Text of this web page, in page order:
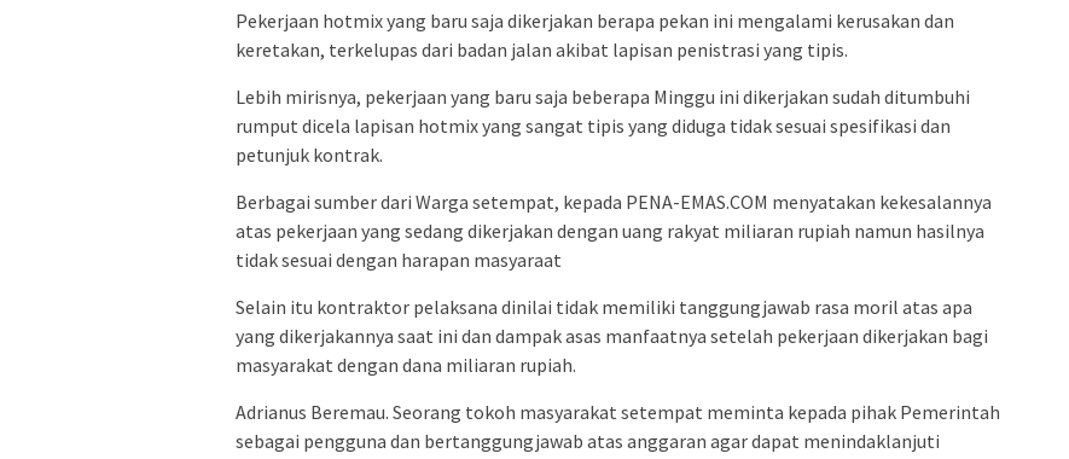
Pekerjaan hotmix yang baru saja dikerjakan berapa pekan ini mengalami kerusakan dan
keretakan, terkelupas dari badan jalan akibat lapisan penistrasi yang tipis.
Lebih mirisnya, pekerjaan yang baru saja beberapa Minggu ini dikerjakan sudah ditumbuhi
rumput dicela lapisan hotmix yang sangat tipis yang diduga tidak sesuai spesifikasi dan
petunjuk kontrak.
Berbagai sumber dari Warga setempat, kepada PENA-EMAS.COM menyatakan kekesalannya
atas pekerjaan yang sedang dikerjakan dengan uang rakyat miliaran rupiah namun hasilnya
tidak sesuai dengan harapan masyaraat
Selain itu kontraktor pelaksana dinilai tidak memiliki tanggungjawab rasa moril atas apa
yang dikerjakannya saat ini dan dampak asas manfaatnya setelah pekerjaan dikerjakan bagi
masyarakat dengan dana miliaran rupiah.
Adrianus Beremau. Seorang tokoh masyarakat setempat meminta kepada pihak Pemerintah
sebagai pengguna dan bertanggungjawab atas anggaran agar dapat menindaklanjuti